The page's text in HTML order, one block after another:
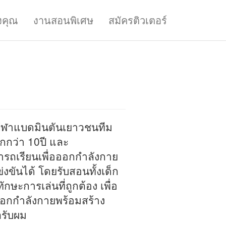
คุณ งานสอนพิเศษ สมัครติวเตอร์
าแบดมินตันเยาวชนทีม
ว่า 10ปี และ
เรียนเพื่อออกกำลังกาย
ขันได้ โดยรับสอนทั้งเด็ก
ษะการเล่นที่ถูกต้อง เพื่อ
กำลังกายพร้อมสร้าง
บผม